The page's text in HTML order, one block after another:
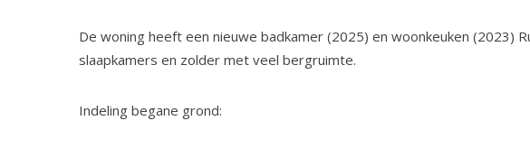
De woning heeft een nieuwe badkamer (2025) en woonkeuken (2023)
slaapkamers en zolder met veel bergruimte.
Indeling begane grond: